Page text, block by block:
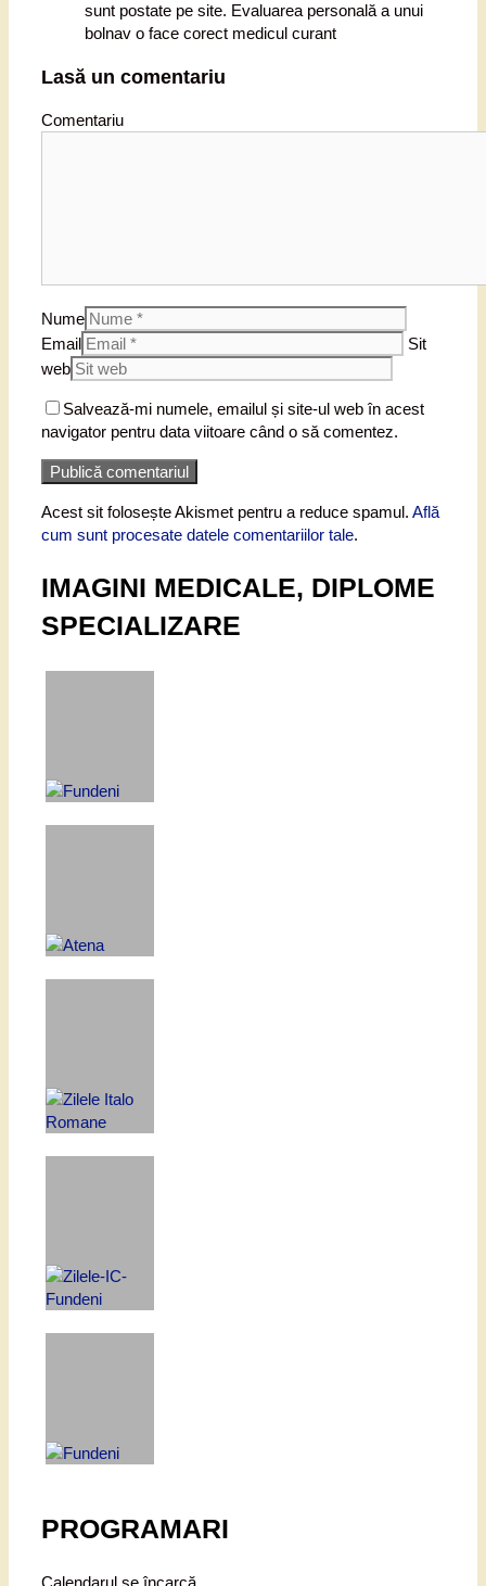
sunt postate pe site. Evaluarea personală a unui
bolnav o face corect medicul curant
Lasă un comentariu
Comentariu
Nume
Email
Sit
web
Salvează-mi numele, emailul și site-ul web în acest
navigator pentru data viitoare când o să comentez.
Acest sit folosește Akismet pentru a reduce spamul. Află
cum sunt procesate datele comentariilor tale.
IMAGINI MEDICALE, DIPLOME
SPECIALIZARE
PROGRAMARI
Calendarul se încarcă...